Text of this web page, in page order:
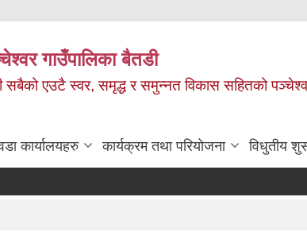
गाउँपालिका बैतडी
सबैको एउटै स्वर, समृद्ध र समुन्नत विकास सहितको
कार्यालयहरु कार्यक्रम तथा परियोजना विधुतीय